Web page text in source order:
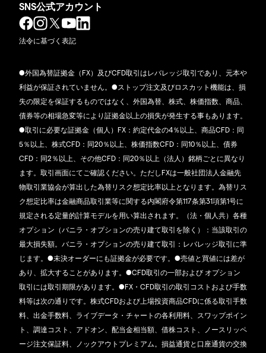
SNS公式アカウント
法令に基づく表記
●外国為替証拠金（FX）及びCFD取引はレバレッジ取引であり、元本や
利益が保証されていません。●ストップ注文及びロスカット機能は、損
失の限定を保証するものではなく、外国為替、株式、株価指数、商品、
債券等の相場急変等により証拠金以上の損失が発生する事もあります。
●取引に必要な証拠金（個人）FX：約定代金の4％以上、商品CFD：同
5％以上、株式CFD：同20％以上、株価指数CFD：同10％以上、債券
CFD：同2％以上、その他CFD：同20％以上（法人）銘柄ごとに異なり
ます。取引画面にてご確認ください。ただしFXは一般社団法人金融先
物取引業協会が算出した為替リスク想定比率以上となります。為替リス
ク想定比率は金融商品取引業等に関する内閣府令第117条第31項第1号に
規定される定量的計算モデルを用い算出されます。（法・個人共）各種
オプション（バニラ・オプションの売り建て取引を除く）：当該取引の
最大損失額。バニラ・オプションの売り建て取引：レバレッジ取引に準
じます。●未決オーダーにも証拠金が必要です。●売値と買値には差が
あり、拡大することがあります。●CFD取引の一部および オプション
取引には取引期限があります。●FX・CFD取引の取引コストおよび手数
料等は次の通りです。株式CFDおよび上場投資商品CFDに係る取引手数
料、出金手数料、ライブデータ・チャートの各利用料、スワップポイン
ト、調達コスト、アドオン、配当金相当額、借株コスト、ノースリッペ
ージ注文保証料、ノックアウトプレミアム。損益通貨と口座通貨の交換